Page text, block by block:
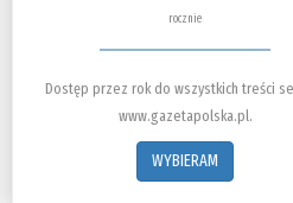
rocznie
Dostęp przez rok do wszystkich treści
www.gazetapolska.pl.
WYBIERAM